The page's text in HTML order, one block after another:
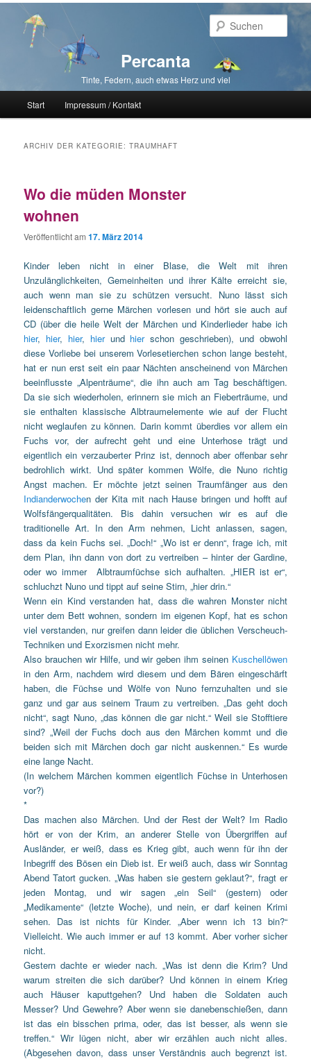
Percanta
Tinte, Federn, auch etwas Herz und viel
Zum primären Inhalt springen
Zum sekundären Inhalt springen
Start Impressum / Kontakt
ARCHIV DER KATEGORIE:TRAUMHAFT
Wo die müden Monster
wohnen
Veröffentlicht am17. März 2014
Kinder leben nicht in einer Blase, die Welt mit ihren
Unzulänglichkeiten, Gemeinheiten und ihrer Kälte erreicht sie,
auch wenn man sie zu schützen versucht. Nuno lässt sich
leidenschaftlich gerne Märchen vorlesen und hört sie auch auf
CD (über die heile Welt der Märchen und Kinderlieder habe ich
hier, hier, hier, hierund hierschon geschrieben), und obwohl
diese Vorliebe bei unserem Vorlesetierchen schon lange besteht,
hat er nun erst seit ein paar Nächten anscheinend von Märchen
beeinflusste „Alpenträume“, die ihn auch am Tag beschäftigen.
Da sie sich wiederholen, erinnern sie mich an Fieberträume, und
sie enthalten klassische Albtraumelemente wie auf der Flucht
nicht weglaufen zu können. Darin kommt überdies vor allem ein
Fuchs vor, der aufrecht geht und eine Unterhose trägt und
eigentlich ein verzauberter Prinz ist, dennoch aber offenbar sehr
bedrohlich wirkt. Und später kommen Wölfe, die Nuno richtig
Angst machen. Er möchte jetzt seinen Traumfänger aus den
Indianderwochen der Kita mit nach Hause bringen und hofft auf
Wolfsfängerqualitäten. Bis dahin versuchen wir es auf die
traditionelle Art. In den Arm nehmen, Licht anlassen, sagen,
dass da kein Fuchs sei. „Doch!“ „Wo ist er denn“, frage ich, mit
dem Plan, ihn dann von dort zu vertreiben – hinter der Gardine,
oder wo immer Albtraumfüchse sich aufhalten. „HIER ist er“,
schluchzt Nuno und tippt auf seine Stirn, „hier drin.“
Wenn ein Kind verstanden hat, dass die wahren Monster nicht
unter dem Bett wohnen, sondern im eigenen Kopf, hat es schon
viel verstanden, nur greifen dann leider die üblichen Verscheuch-
Techniken und Exorzismen nicht mehr.
Also brauchen wir Hilfe, und wir geben ihm seinen Kuschellöwen
in den Arm, nachdem wird diesem und dem Bären eingeschärft
haben, die Füchse und Wölfe von Nuno fernzuhalten und sie
ganz und gar aus seinem Traum zu vertreiben. „Das geht doch
nicht“, sagt Nuno, „das können die gar nicht.“ Weil sie Stofftiere
sind? „Weil der Fuchs doch aus den Märchen kommt und die
beiden sich mit Märchen doch gar nicht auskennen.“ Es wurde
eine lange Nacht.
(In welchem Märchen kommen eigentlich Füchse in Unterhosen
vor?)
*
Das machen also Märchen. Und der Rest der Welt? Im Radio
hört er von der Krim, an anderer Stelle von Übergriffen auf
Ausländer, er weiß, dass es Krieg gibt, auch wenn für ihn der
Inbegriff des Bösen ein Dieb ist. Er weiß auch, dass wir Sonntag
Abend Tatort gucken. „Was haben sie gestern geklaut?“, fragt er
jeden Montag, und wir sagen „ein Seil“ (gestern) oder
„Medikamente“ (letzte Woche), und nein, er darf keinen Krimi
sehen. Das ist nichts für Kinder. „Aber wenn ich 13 bin?“
Vielleicht. Wie auch immer er auf 13 kommt. Aber vorher sicher
nicht.
Gestern dachte er wieder nach. „Was ist denn die Krim? Und
warum streiten die sich darüber? Und können in einem Krieg
auch Häuser kaputtgehen? Und haben die Soldaten auch
Messer? Und Gewehre? Aber wenn sie danebenschießen, dann
ist das ein bisschen prima, oder, das ist besser, als wenn sie
treffen.“ Wir lügen nicht, aber wir erzählen auch nicht alles.
(Abgesehen davon, dass unser Verständnis auch begrenzt ist.